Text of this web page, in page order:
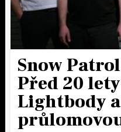
Snow
Před 20
Lightbody